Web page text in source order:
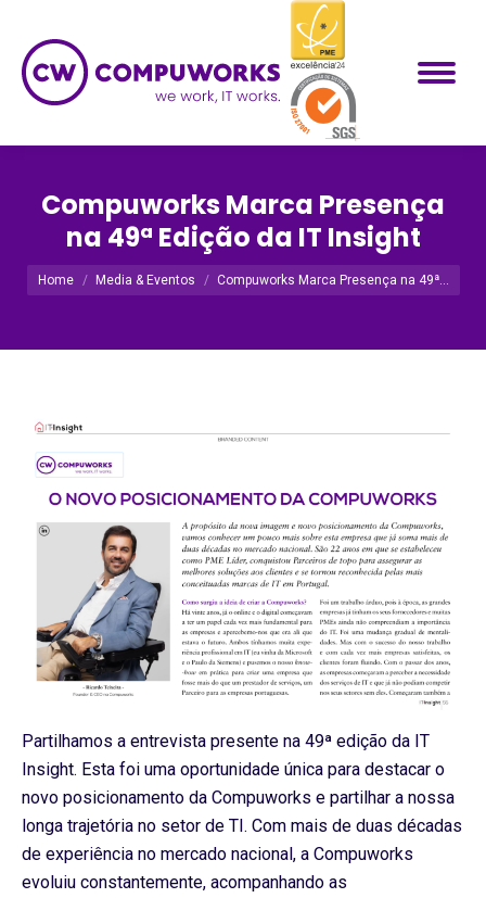
Compuworks Marca Presença
na 49ª Edição da IT Insight
Você está aqui:
Home Media & Eventos Compuworks Marca Presença na 49ª…
Partilhamos a entrevista presente na 49ª edição da IT
Insight. Esta foi uma oportunidade única para destacar o
novo posicionamento da Compuworks e partilhar a nossa
longa trajetória no setor de TI. Com mais de duas décadas
de experiência no mercado nacional, a Compuworks
evoluiu constantemente, acompanhando as